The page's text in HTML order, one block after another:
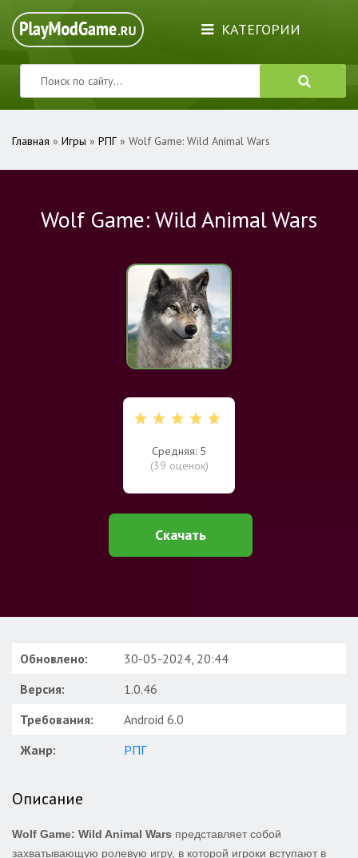
КАТЕГОРИИ
Главная » Игры » РПГ » Wolf Game: Wild Animal Wars
Wolf Game: Wild Animal Wars
Средняя: 5
(39 оценок)
Скачать
Обновлено:
30-05-2024, 20:44
Версия:
1.0.46
Требования:
Android 6.0
Жанр:
РПГ
Описание
Wolf Game: Wild Animal Wars представляет собой
захватывающую ролевую игру, в которой игроки вступают в